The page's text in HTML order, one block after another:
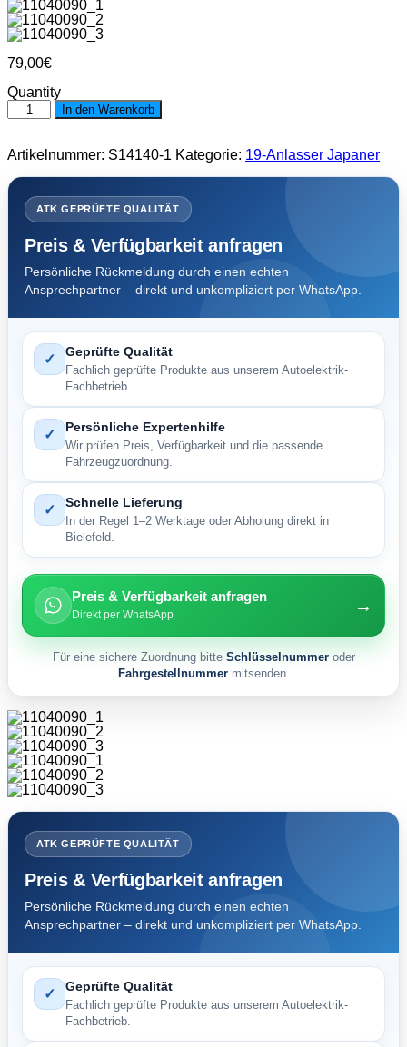
79,00€
Quantity
Anlasser
Mitsubishi
kW.
z10
x
Menge
In den Warenkorb
Artikelnummer: S14140-1 Kategorie: 19-Anlasser Japaner
ATK GEPRÜFTE QUALITÄT
Preis & Verfügbarkeit anfragen
Persönliche Rückmeldung durch einen echten
Ansprechpartner – direkt und unkompliziert per WhatsApp.
✓ Geprüfte Qualität
Fachlich geprüfte Produkte aus unserem Autoelektrik-
Fachbetrieb.
✓ Persönliche Expertenhilfe
Wir prüfen Preis, Verfügbarkeit und die passende
Fahrzeugzuordnung.
✓ Schnelle Lieferung
In der Regel 1–2 Werktage oder Abholung direkt in
Bielefeld.
Preis & Verfügbarkeit anfragen
Direkt per WhatsApp →
Für eine sichere Zuordnung bitte Schlüsselnummeroder
Fahrgestellnummermitsenden.
ATK GEPRÜFTE QUALITÄT
Preis & Verfügbarkeit anfragen
Persönliche Rückmeldung durch einen echten
Ansprechpartner – direkt und unkompliziert per WhatsApp.
✓ Geprüfte Qualität
Fachlich geprüfte Produkte aus unserem Autoelektrik-
Fachbetrieb.